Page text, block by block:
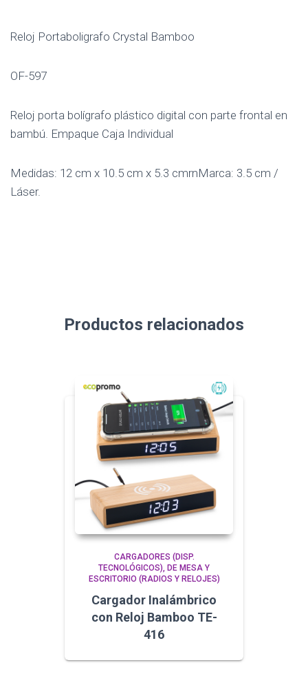
Reloj Portaboligrafo Crystal Bamboo
OF-597
Reloj porta bolígrafo plástico digital con parte frontal en
bambú. Empaque Caja Individual
Medidas: 12 cm x 10.5 cm x 5.3 cmrnMarca: 3.5 cm /
Láser.
Productos relacionados
CARGADORES (DISP.
TECNOLÓGICOS)
DE MESA Y
ESCRITORIO (RADIOS Y RELOJES)
Cargador Inalámbrico
con Reloj Bamboo TE-
416